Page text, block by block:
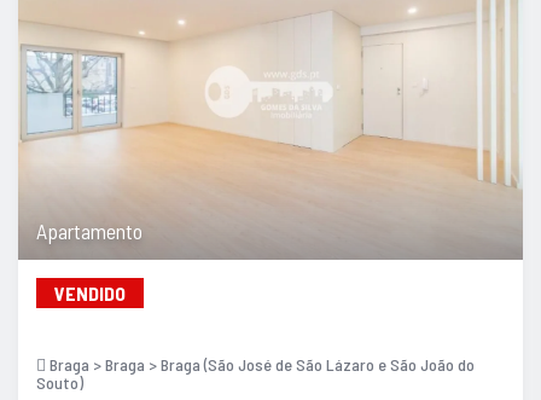
Apartamento
VENDIDO
Braga > Braga > Braga (São José de São Lázaro e São João do
Souto)